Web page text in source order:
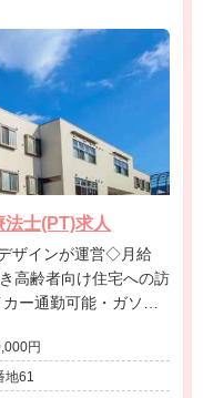
士(PT)求人
高齢者向け住宅への訪
ー通勤可能・ガソリ
円 〜 280,000円
地61